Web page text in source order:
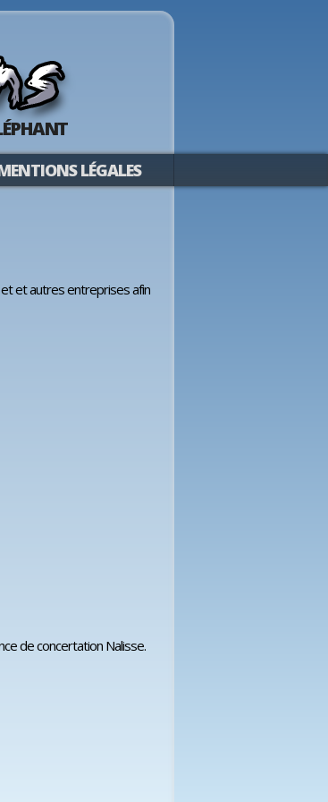
LÉGALES
et autres entreprises afin
de concertation Nalisse.